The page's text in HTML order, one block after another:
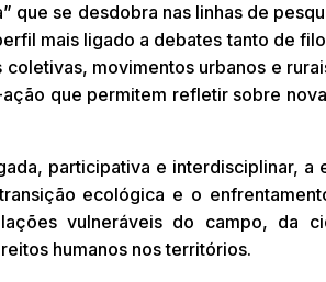
que se desdobra nas linhas de
mais ligado a debates tanto de
movimentos urbanos e
que permitem refletir sobre
participativa e interdisciplinar, a
ecológica e o
vulneráveis do campo, da
humanos nos territórios.